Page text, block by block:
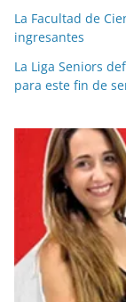
La Facultad de
ingresantes
La Liga Seniors
para este fin de